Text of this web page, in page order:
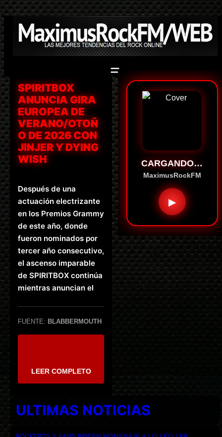
Saltar
contenido
SPIRITBOX
ANUNCIA GIRA
EUROPEA DE
VERANO/OTOÑ
O DE 2026 CON
JINJER Y DYING
WISH
Después de una
actuación electrizante
en los Premios Grammy
de este año, donde
fueron nominados por
tercer año consecutivo,
el ascenso imparable
de SPIRITBOX continúa
mientras anuncian el
FUENTE: BLABBERMOUTH
LEER COMPLETO
CARGANDO…
MaximusRockFM
▶
ULTIMAS NOTICIAS